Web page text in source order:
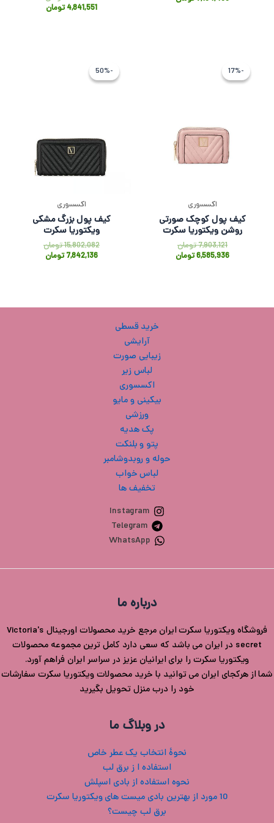
4,841,551 تومان
-17%-17%
اکسسوری
کیف پول کوچک صورتی
روشن ویکتوریا سکرت
7,903,121تومان
6,585,936تومان
-50%-50%
اکسسوری
کیف پول بزرگ مشکی
ویکتوریا سکرت
15,802,082تومان
7,842,136 تومان
خرید قسطی
آرایشی
زیبایی صورت
لباس زیر
اکسسوری
بیکینی و مایو
ورزشی
پک هدیه
پتو و بلنکت
حوله و روبدوشامبر
لباس خواب
تخفیف ها
Instagram
Telegram
WhatsApp
درباره ما
فروشگاه ویکتوریا سکرت ایران مرجع خرید محصولات اورجینال Victoria's
secret در ایران می باشد که سعی دارد کامل ترین مجموعه محصولات
ویکتوریا سکرت را برای ایرانیان عزیز در سراسر ایران فراهم آورد.
شما از هرکجای ایران می توانید با خرید محصولات ویکتوریا سکرت سفارشات
خود را درب منزل تحویل بگیرید
در وبلاگ ما
نحوۀ انتخاب یک عطر خاص
استفاده ا ز برق لب
نحوه استفاده از بادی اسپلش
10 مورد از بهترین بادی میست های ویکتوریا سکرت
برق لب چیست؟